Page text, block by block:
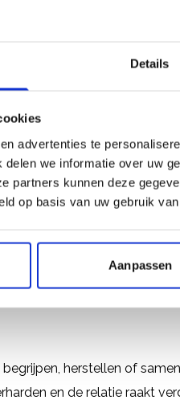
Details
advertenties te
we informatie over uw
partners kunnen deze
op basis van uw gebruik
Aanpassen
maar dan is het al ver
plaats van met elkaar,
Op een gegeven moment
afhaken. Onderzoek toont
kost door
kosten⁴.
herstellen of
en de relatie raakt